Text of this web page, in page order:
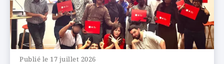
Publié le 17 juillet 2026